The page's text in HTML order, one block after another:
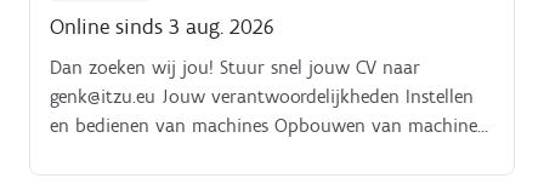
Online sinds 3 aug. 2026
Dan zoeken wij jou! Stuur snel jouw CV naar
genk@itzu.eu Jouw verantwoordelijkheden Instellen
en bedienen van machines Opbouwen van machines